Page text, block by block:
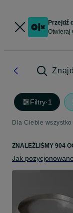
Przejdź
Otwieraj
Filtry·1
Dla Ciebie
ZNALEŹLIŚMY 904
Jak